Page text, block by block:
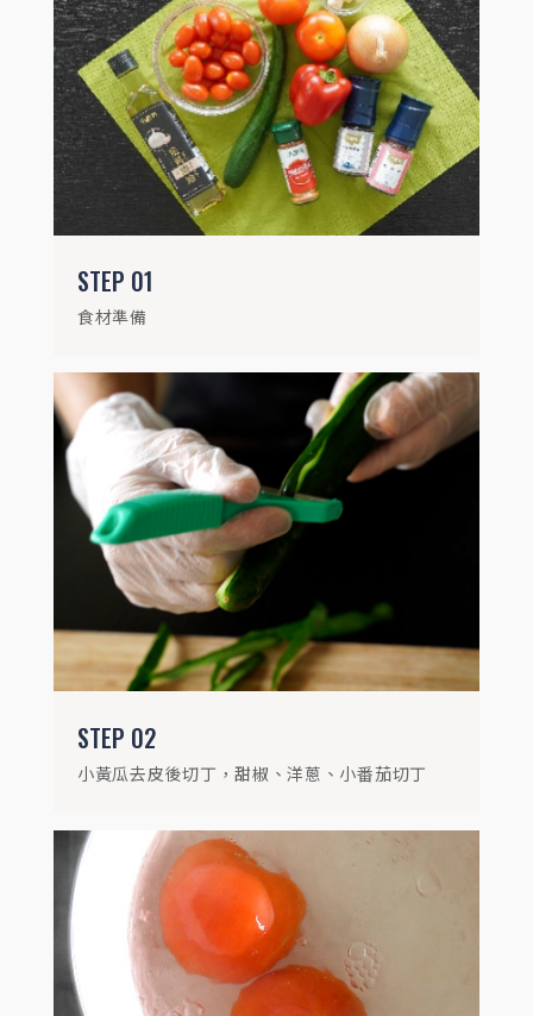
STEP 01
食材準備
STEP 02
小黃瓜去皮後切丁，甜椒、洋蔥、小番茄切丁
STEP02
小黃瓜去皮後切丁，甜椒、洋蔥、小番茄切
丁
STEP03
牛番茄劃十字放入滾水中川燙30秒，放入冰
水中去皮後切丁
STEP 04
將所有蔬菜放入盆中，加入所有調味料，蓋
上保鮮膜靜置冰箱兩小時醃漬出水